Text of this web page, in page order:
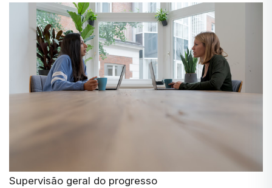
Supervisão geral do progresso